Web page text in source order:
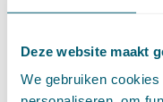
Deze website maakt
We gebruiken
►
2026 (88)
juli (7)